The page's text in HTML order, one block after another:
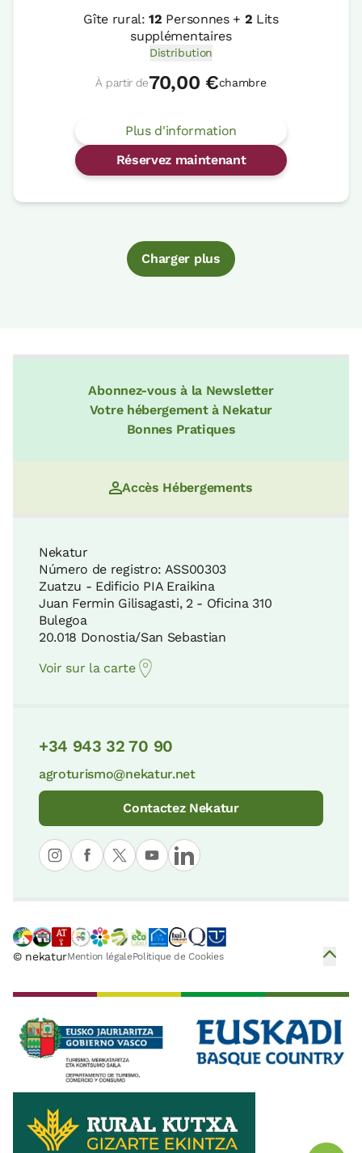
Gîte rural:12 Personnes + 2 Lits
supplémentaires
Distribution
À partir de70,00 €chambre
Plus d'information
Réservez maintenant
Charger plus
Abonnez-vous à la Newsletter
Votre hébergement à Nekatur
Bonnes Pratiques
Accès Hébergements
Nekatur
Número de registro: ASS00303
Zuatzu - Edificio PIA Eraikina
Juan Fermin Gilisagasti, 2 - Oficina 310
Bulegoa
20.018 Donostia/San Sebastian
Voir sur la carte
+34 943 32 70 90
agroturismo@nekatur.net
Contactez Nekatur
© nekaturMention légalePolitique de Cookies